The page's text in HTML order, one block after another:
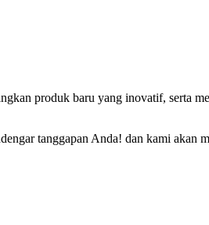
produk baru yang inovatif, serta
tanggapan Anda! dan kami akan